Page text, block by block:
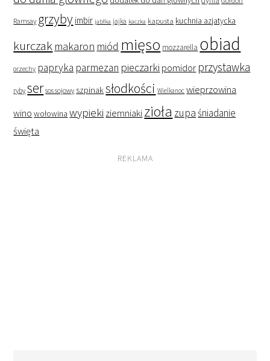
Ramsay grzyby imbir jabłka jajka kaczka kapusta kuchnia azjatycka
kurczak makaron miód mięso mozzarella obiad
orzechy papryka parmezan pieczarki pomidor przystawka
ryby ser sos sojowy szpinaksłodkości Wielkanoc wieprzowina
wino wołowina wypieki ziemniaki zioła zupaśniadanie
święta
REKLAMA